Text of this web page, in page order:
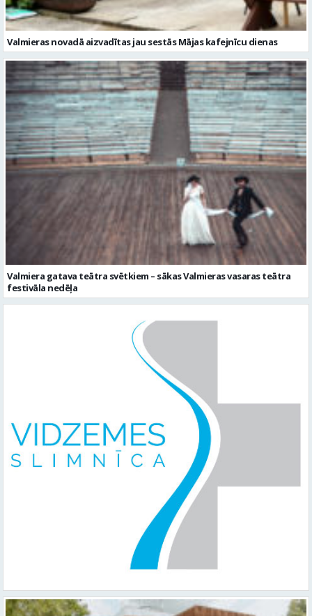
Valmieras novadā aizvadītas jau sestās Mājas kafejnīcu dienas
Valmiera gatava teātra svētkiem – sākas Valmieras vasaras teātra
festivāla nedēļa